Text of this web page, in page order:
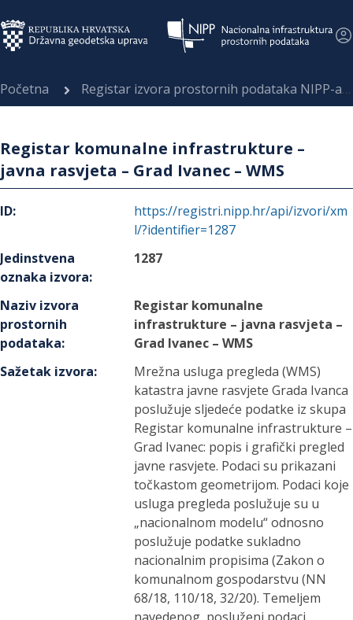
Početna Registar izvora prostornih podataka NIPP-a
Registar komunalne infrastrukture –
javna rasvjeta – Grad Ivanec – WMS
ID:
https://registri.nipp.hr/api/izvori/xm
l/?identifier=1287
Jedinstvena
oznaka izvora:
1287
Naziv izvora
prostornih
podataka:
Registar komunalne
infrastrukture – javna rasvjeta –
Grad Ivanec – WMS
Sažetak izvora:
Mrežna usluga pregleda (WMS)
katastra javne rasvjete Grada Ivanca
poslužuje sljedeće podatke iz skupa
Registar komunalne infrastrukture –
Grad Ivanec: popis i grafički pregled
javne rasvjete. Podaci su prikazani
točkastom geometrijom. Podaci koje
usluga pregleda poslužuje su u
„nacionalnom modelu“ odnosno
poslužuje podatke sukladno
nacionalnim propisima (Zakon o
komunalnom gospodarstvu (NN
68/18, 110/18, 32/20). Temeljem